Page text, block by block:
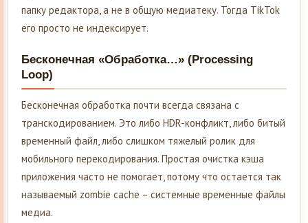
папку редактора, а не в общую медиатеку. Тогда TikTok
его просто не индексирует.
Бесконечная «Обработка…» (Processing
Loop)
Бесконечная обработка почти всегда связана с
транскодированием. Это либо HDR-конфликт, либо битый
временный файл, либо слишком тяжелый ролик для
мобильного перекодирования. Простая очистка кэша
приложения часто не помогает, потому что остается так
называемый zombie cache – системные временные файлы
медиа.